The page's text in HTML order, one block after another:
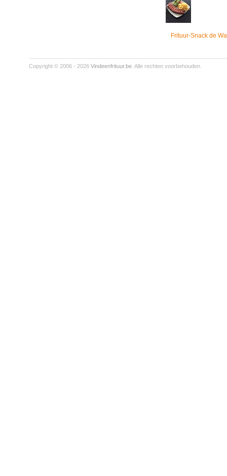
Frituur-Snack de
Copyright © 2006 - 2026 Vindeenfrituur.be . Alle rechten voorbehouden.